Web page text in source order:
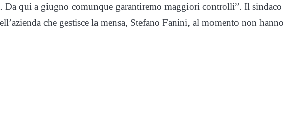
qui a giugno comunque garantiremo maggiori controlli”. Il sindaco
che gestisce la mensa, Stefano Fanini, al momento non hanno